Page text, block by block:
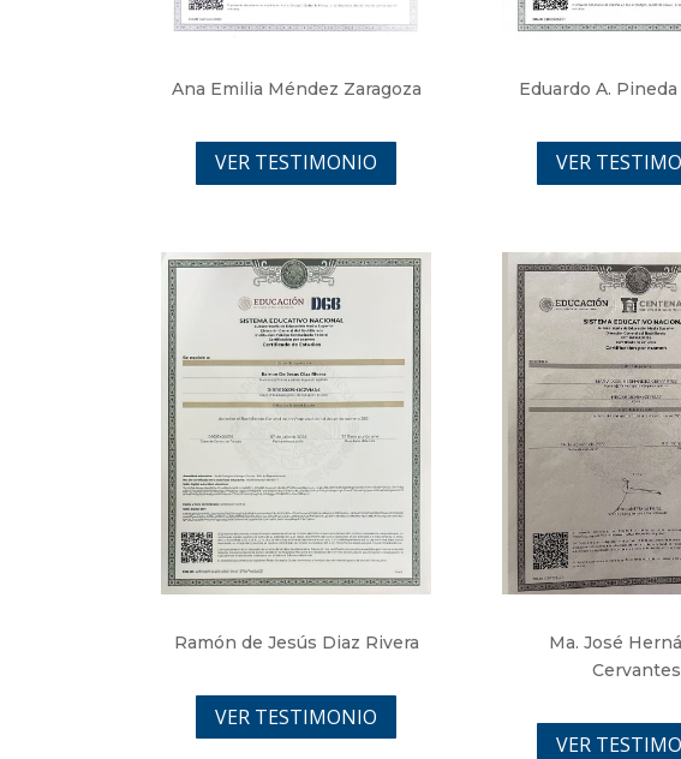
Ana Emilia Méndez Zaragoza
VER TESTIMONIO
Eduardo A.
VER
Ramón de Jesús Diaz Rivera
VER TESTIMONIO
Ma. José
Cervantes
VER